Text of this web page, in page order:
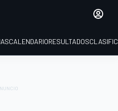
CALENDARIORESULTADOS